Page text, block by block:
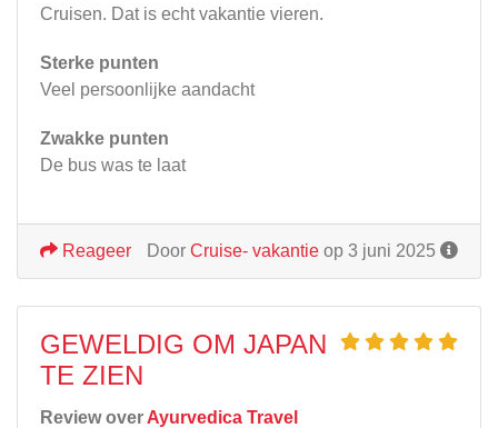
Cruisen. Dat is echt vakantie vieren.
Sterke punten
Veel persoonlijke aandacht
Zwakke punten
De bus was te laat
Door Cruise- vakantie op 3 juni 2025
Reageer
GEWELDIG OM JAPAN
TE ZIEN
Review over Ayurvedica Travel